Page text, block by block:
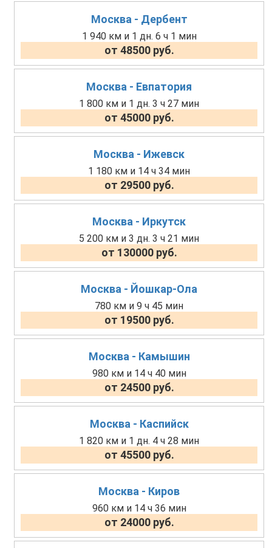
Москва - Дербент
1 940 км и 1 дн. 6 ч 1 мин
от 48500 руб.
Москва - Евпатория
1 800 км и 1 дн. 3 ч 27 мин
от 45000 руб.
Москва - Ижевск
1 180 км и 14 ч 34 мин
от 29500 руб.
Москва - Иркутск
5 200 км и 3 дн. 3 ч 21 мин
от 130000 руб.
Москва - Йошкар-Ола
780 км и 9 ч 45 мин
от 19500 руб.
Москва - Камышин
980 км и 14 ч 40 мин
от 24500 руб.
Москва - Каспийск
1 820 км и 1 дн. 4 ч 28 мин
от 45500 руб.
Москва - Киров
960 км и 14 ч 36 мин
от 24000 руб.